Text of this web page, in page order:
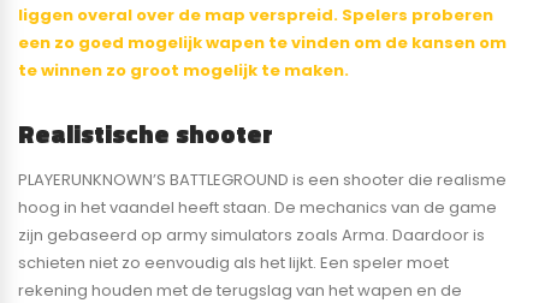
liggen overal over de map verspreid. Spelers proberen
een zo goed mogelijk wapen te vinden om de kansen om
te winnen zo groot mogelijk te maken.
Realistische shooter
PLAYERUNKNOWN’S BATTLEGROUND is een shooter die realisme
hoog in het vaandel heeft staan. De mechanics van de game
zijn gebaseerd op army simulators zoals Arma. Daardoor is
schieten niet zo eenvoudig als het lijkt. Een speler moet
rekening houden met de terugslag van het wapen en de